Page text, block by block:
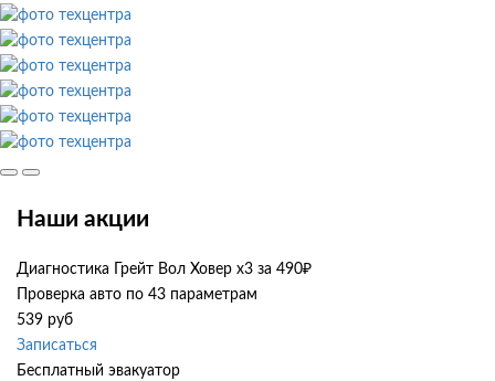
Наши акции
Диагностика Грейт Вол Ховер х3 за 490₽
Проверка авто по 43 параметрам
539 руб
Записаться
Бесплатный эвакуатор